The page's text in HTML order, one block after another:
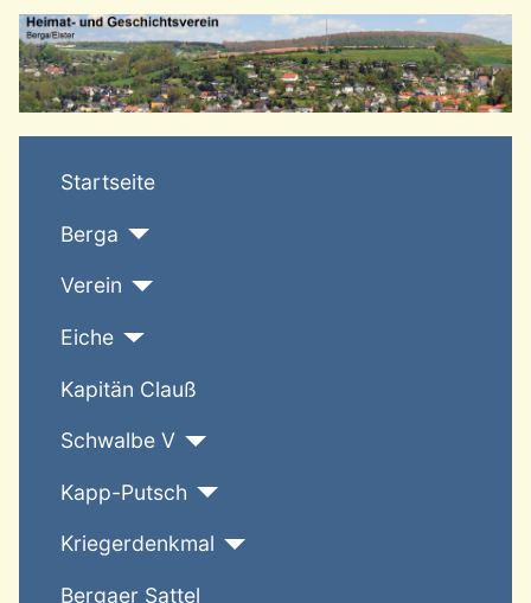
Startseite
Berga
Verein
Eiche
Kapitän Clauß
Schwalbe V
Kapp-Putsch
Kriegerdenkmal
Bergaer Sattel